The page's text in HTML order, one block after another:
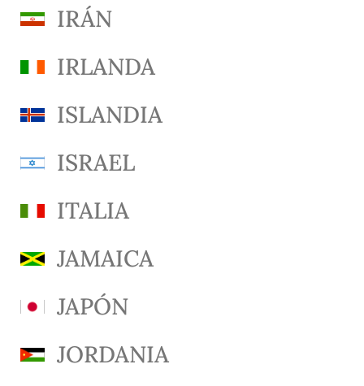
IRÁN
IRLANDA
ISLANDIA
ISRAEL
ITALIA
JAMAICA
JAPÓN
JORDANIA